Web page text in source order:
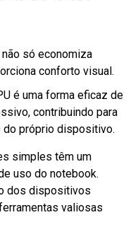
só economiza
conforto visual.
é uma forma eficaz de
contribuindo para
do próprio dispositivo.
simples têm um
uso do notebook.
dos dispositivos
valiosas